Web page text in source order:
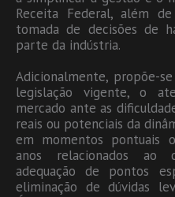
Receita Federal, além
tomada de decisões de
parte da indústria.
Adicionalmente, propõe-
legislação vigente, o
mercado ante as
reais ou potenciais da
em momentos pontuais
anos relacionados ao
adequação de pontos
eliminação de dúvidas